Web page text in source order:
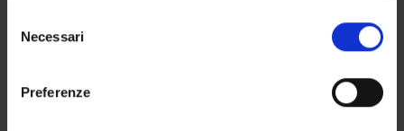
modificare o revocare il proprio consenso in qualsiasi
momento dalla Dichiarazione sui cookie o facendo clic
delNecessari
Preferenze
STUDYING